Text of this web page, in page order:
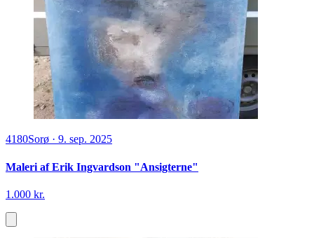
4180Sorø · 9. sep. 2025
Maleri af Erik Ingvardson "Ansigterne"
1.000 kr.